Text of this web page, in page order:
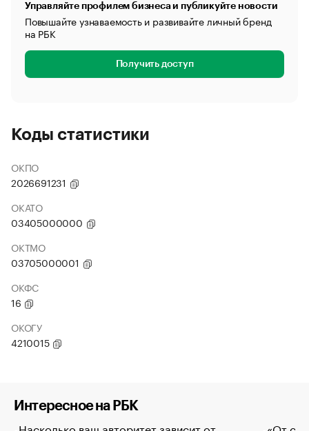
Управляйте профилем бизнеса и публикуйте новости
Повышайте узнаваемость и развивайте личный бренд
на РБК
Получить доступ
Коды статистики
ОКПО
2026691231
ОКАТО
03405000000
ОКТМО
03705000001
ОКФС
16
ОКОГУ
4210015
Интересное на РБК